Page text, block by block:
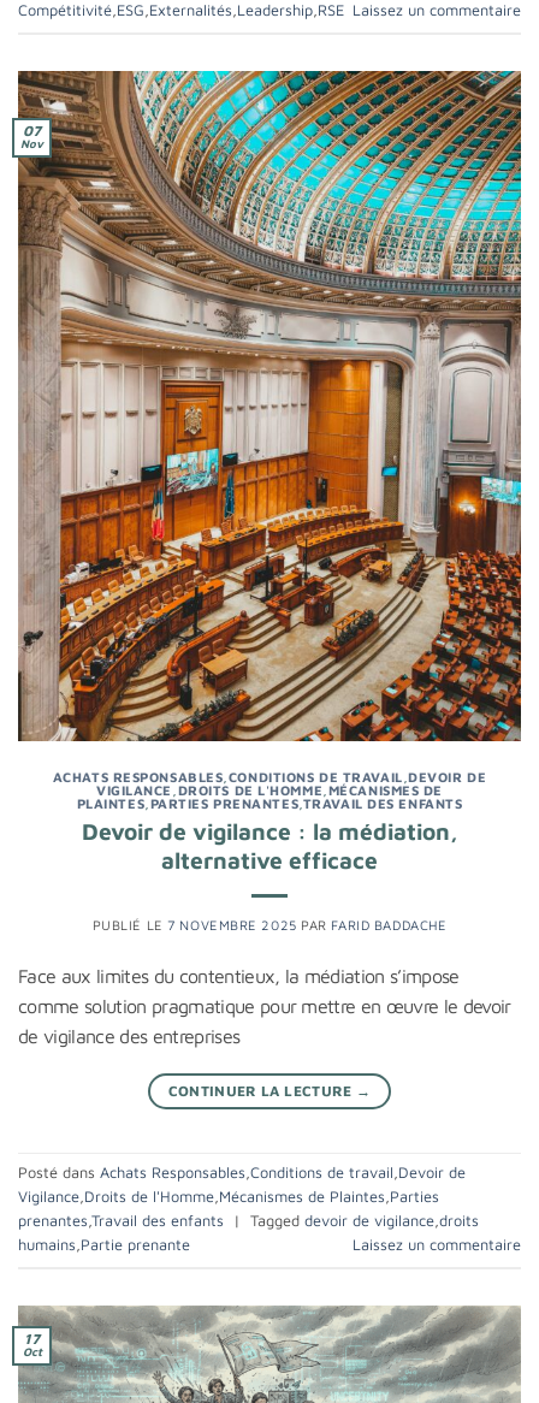
Compétitivité,ESG,Externalités,Leadership,RSE Laissez un commentaire
07
Nov
ACHATS RESPONSABLES CONDITIONS DE TRAVAIL ,DEVOIR DE
VIGILANCE DROITS DE L'HOMME MÉCANISMES DE
PLAINTES PARTIES PRENANTES TRAVAIL DES ENFANTS
Devoir de vigilance : la médiation,
alternative efficace
PUBLIÉ LE 7 NOVEMBRE 2025 PAR FARID BADDACHE
Face aux limites du contentieux, la médiation s’impose
comme solution pragmatique pour mettre en œuvre le devoir
de vigilance des entreprises
CONTINUER LA LECTURE →
Posté dans Achats Responsables,Conditions de travail,Devoir de
Vigilance,Droits de l'Homme,Mécanismes de Plaintes,Parties
prenantes,Travail des enfants | Tagged devoir de vigilance,droits
humains,Partie prenante Laissez un commentaire
17
Oct